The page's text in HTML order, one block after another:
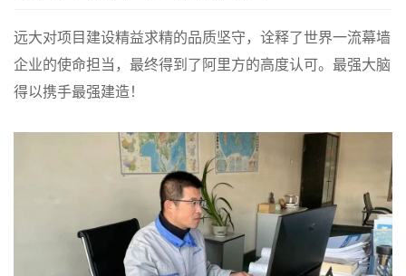
远大对项目建设精益求精的品质坚守，诠释了世界一流幕墙
企业的使命担当，最终得到了阿里方的高度认可。最强大脑
得以携手最强建造！